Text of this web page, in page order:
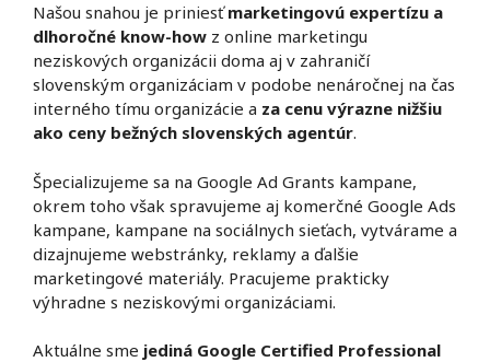
Našou snahou je priniesťmarketingovú expertízu a
dlhoročné know-how z online marketingu
neziskových organizácii doma aj v zahraničí
slovenským organizáciam v podobe nenáročnej na čas
interného tímu organizácie a za cenu výrazne nižšiu
ako ceny bežných slovenských agentúr.
Špecializujeme sa na Google Ad Grants kampane,
okrem toho však spravujeme aj komerčné Google Ads
kampane, kampane na sociálnych sieťach, vytvárame a
dizajnujeme webstránky, reklamy a ďalšie
marketingové materiály. Pracujeme prakticky
výhradne s neziskovými organizáciami.
Aktuálne sme jediná Google Certified Professional